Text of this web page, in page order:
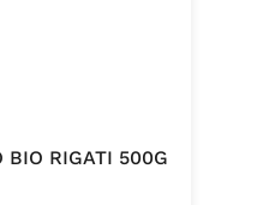
BIO RIGATI 500G